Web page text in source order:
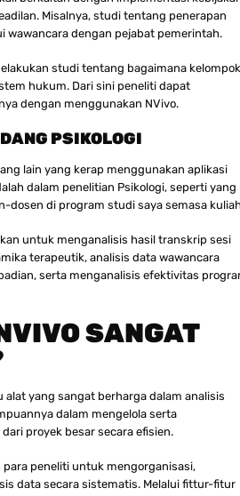
Misalnya, studi tentang penerapan
wawancara dengan pejabat pemerintah.
studi tentang bagaimana kelompok
hukum. Dari sini peneliti dapat
dengan menggunakan NVivo.
PSIKOLOGI
lain yang kerap menggunakan aplikasi
dalam penelitian Psikologi, seperti yang
dosen di program studi saya semasa
untuk menganalisis hasil transkrip sesi
terapeutik, analisis data wawancara
serta menganalisis efektivitas
SANGAT
alat yang sangat berharga dalam analisis
dalam mengelola serta
proyek besar secara efisien.
peneliti untuk mengorganisasi,
data secara sistematis. Melalui fittur-fitur